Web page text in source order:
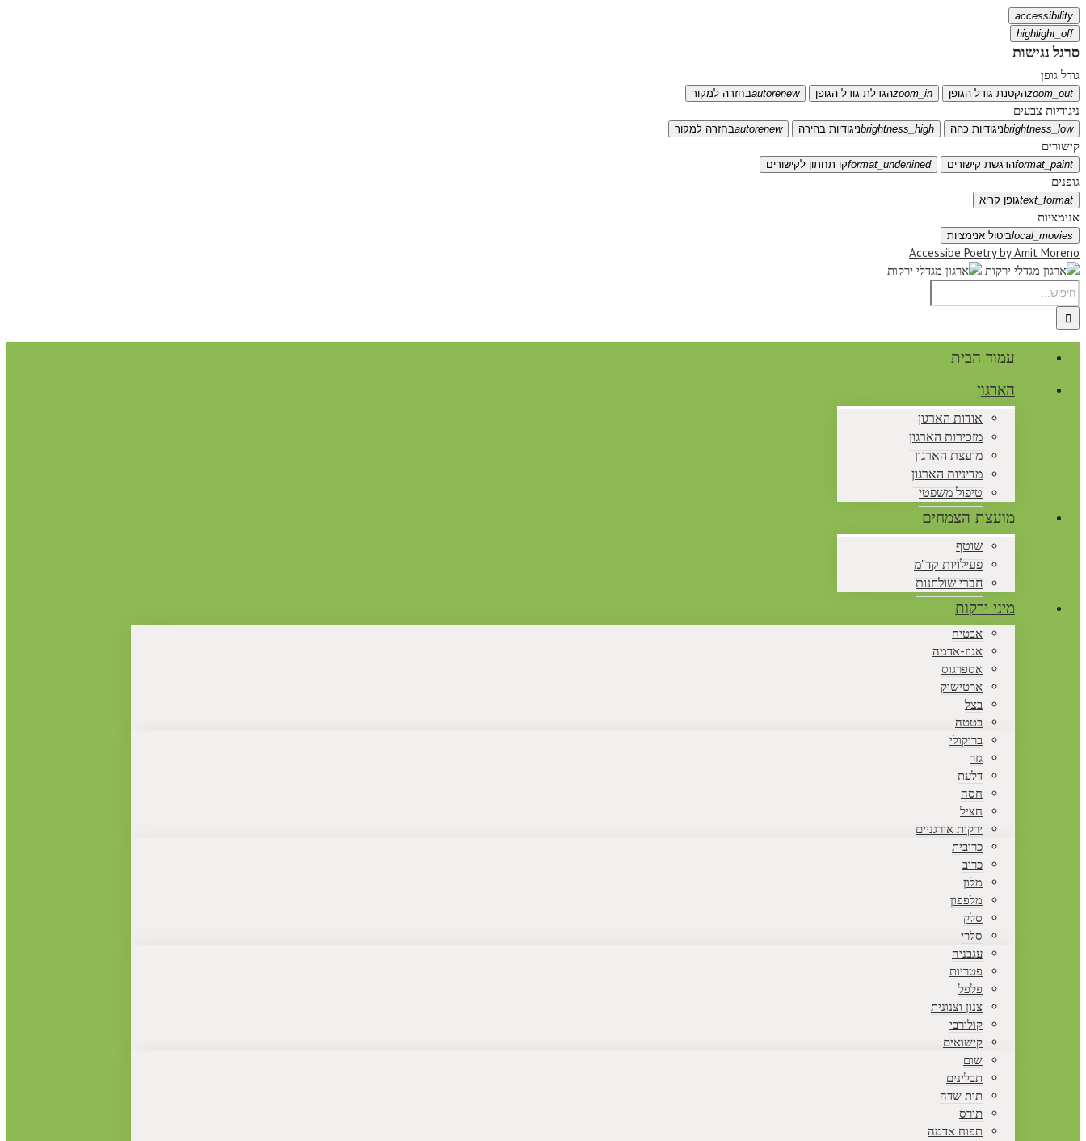
accessibility
highlight_off
סרגל נגישות
גודל גופן
zoom_outהקטנת גודל הגופן zoom_inהגדלת גודל הגופן autorenewבחזרה למקור
ניגודיות צבעים
brightness_lowניגודיות כהה brightness_highניגודיות בהירה autorenewבחזרה למקור
קישורים
format_paintהדגשת קישורים format_underlinedקו תחתון לקישורים
גופנים
text_formatגופן קריא
אנימציות
local_moviesביטול אנימציות
Accessibe Poetry by Amit Moreno
עמוד הבית
הארגון
אודות הארגון
מזכירות הארגון
מועצת הארגון
מדיניות הארגון
טיפול משפטי
מועצת הצמחים
שוטף
פעילויות קד"מ
חברי שולחנות
מיני ירקות
אבטיח
אגוז-אדמה
אספרגוס
ארטישוק
בצל
בטטה
ברוקולי
גזר
דלעת
חסה
חציל
ירקות אורגניים
כרובית
כרוב
מלון
מלפפון
סלק
סלרי
עגבניה
פטריות
פלפל
צנון וצנונית
קולורבי
קישואים
שום
תבלינים
תות שדה
תירס
תפוח אדמה